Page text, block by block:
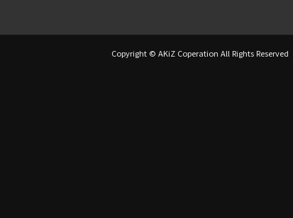
Copyright © AKiZ Coperation All Rights Reserved